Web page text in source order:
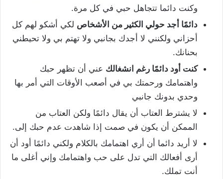
وكنت دائما تتجاهل حبي في كل مرة.
دائمًا أجد حولي الكثير من الأشخاص لكي أشكو لهم كل
أحزاني ولكنني لا أجدك بجانبي ولا تهتم بي ولا تحيطني
بحنانك.
كنت أود دائمًا رغم انشغالك عني أن تظهر حبك
واهتمامك ورحمتك بي في أصعب الأوقات التي أمر بها
وحدي بدونك جانبي
لا يشترط العتاب أن يقال دائمًا ولكن العتاب من
الممكن أن يكون في صمت إذا شاهدت عدم حبك إلى.
لا أريد دائما أن أري اهتمامك بالكلام ولكني دائمًا أود أن
أرى أفعالك التي تدل على حب واهتمامك وإني أغلى ما
أنت تملك.